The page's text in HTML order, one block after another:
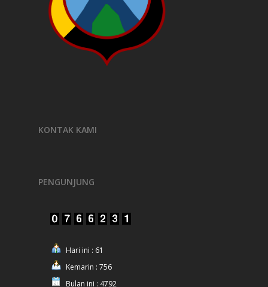
KONTAK KAMI
PENGUNJUNG
Hari ini : 61
Kemarin : 756
Bulan ini : 4792